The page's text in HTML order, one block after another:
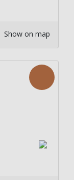
Show on map